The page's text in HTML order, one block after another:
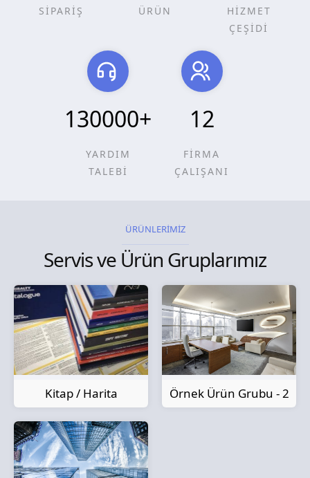
SİPARİŞ ÜRÜN
HİZMET
ÇEŞİDİ
130000+
YARDIM
TALEBİ
12
FİRMA
ÇALIŞANI
ÜRÜNLERİMİZ
Servis ve Ürün Gruplarımız
Kitap / Harita Örnek Ürün Grubu - 2